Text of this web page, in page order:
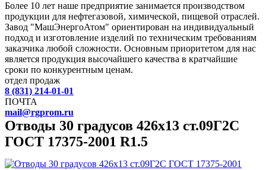
Более 10 лет наше предприятие занимается производством
продукции для нефтегазовой, химической, пищевой отраслей.
Завод "МашЭнергоАтом" ориентирован на индивидуальный
подход и изготовление изделий по техническим требованиям
заказчика любой сложности. Основным приоритетом для нас
является продукция высочайшего качества в кратчайшие
сроки по конкурентным ценам.
отдел продаж
8 (831) 214-01-01
ПОЧТА
mail@rgprom.ru
Отводы 30 градусов 426х13 ст.09Г2С
ГОСТ 17375-2001 R1.5